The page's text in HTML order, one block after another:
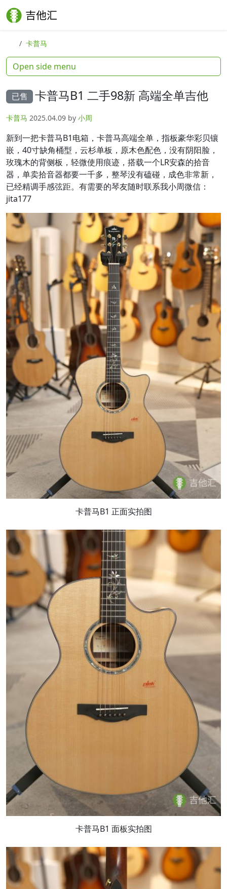
Skip to content
Skip to footer
卡普马
已售 卡普马B1 二手98新 高端全单吉他
卡普马 2025.04.09 by 小周
新到一把卡普马B1电箱，卡普马高端全单，指板豪华彩贝镶
嵌，40寸缺角桶型，云杉单板，原木色配色，没有阴阳脸，
玫瑰木的背侧板，轻微使用痕迹，搭载一个LR安森的拾音
器，单卖拾音器都要一千多，整琴没有磕碰，成色非常新，
已经精调手感弦距。有需要的琴友随时联系我小周微信：
jita177
卡普马B1 正面实拍图
卡普马B1 面板实拍图
Open side menu